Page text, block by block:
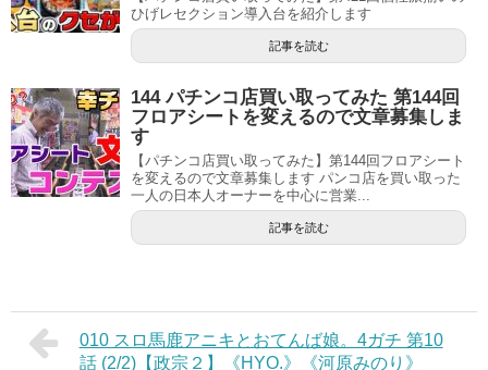
ひげレセクション導入台を紹介します
記事を読む
144 パチンコ店買い取ってみた 第144回
フロアシートを変えるので文章募集しま
す
【パチンコ店買い取ってみた】第144回フロアシート
を変えるので文章募集します パンコ店を買い取った
一人の日本人オーナーを中心に営業...
記事を読む
010 スロ馬鹿アニキとおてんば娘。4ガチ 第10
話 (2/2)【政宗２】《HYO.》《河原みのり》